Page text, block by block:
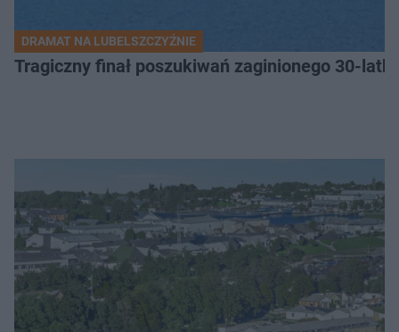
DRAMAT NA LUBELSZCZYŹNIE
Tragiczny finał poszukiwań zaginionego 30-